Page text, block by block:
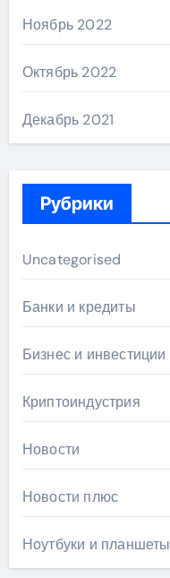
Ноябрь 2022
Октябрь 2022
Декабрь 2021
Рубрики
Uncategorised
Банки и кредиты
Бизнес и инвестиции
Криптоиндустрия
Новости
Новости плюс
Ноутбуки и планшеты